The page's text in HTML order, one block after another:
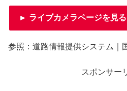
► ライブカメラページを見る
参照：道路情報提供システム｜
スポンサー